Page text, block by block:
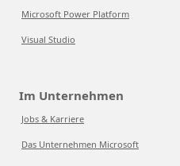
Microsoft Power Platform
Visual Studio
Im Unternehmen
Jobs & Karriere
Das Unternehmen Microsoft